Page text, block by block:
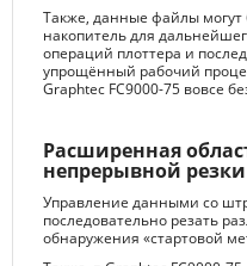
Также, данные файлы могут
накопитель для
операций плоттера и
упрощённый рабочий
Graphtec FC9000-75 вовсе
Расширенная
непрерывной резки
Управление данными со
последовательно резать
обнаружения «стартовой